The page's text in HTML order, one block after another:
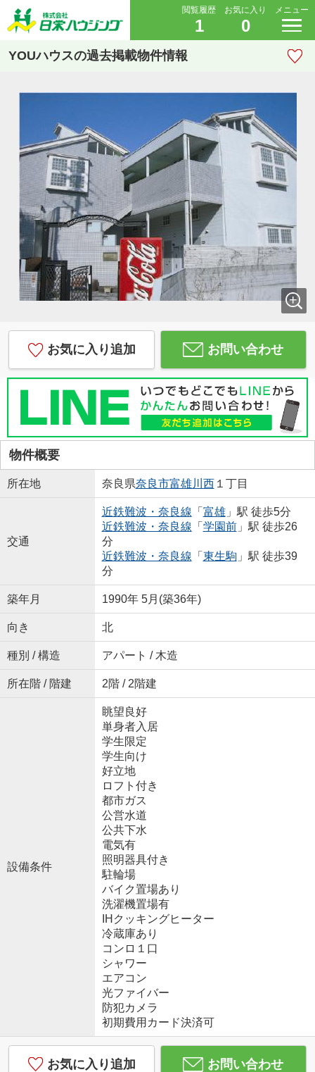
閲覧履歴
1
お気に入り
0
メニュー
YOUハウスの過去掲載物件情報
お気に入り追加 お問い合わせ
物件概要
所在地 奈良県奈良市富雄川西１丁目
交通
近鉄難波・奈良線 「 富雄」駅 徒歩5分
近鉄難波・奈良線 「 学園前」駅 徒歩26
分
近鉄難波・奈良線 「 東生駒」駅 徒歩39
分
築年月 1990年 5月(築36年)
向き 北
種別 / 構造 アパート / 木造
所在階 / 階建 2階 / 2階建
設備条件
眺望良好
単身者入居
学生限定
学生向け
好立地
ロフト付き
都市ガス
公営水道
公共下水
電気有
照明器具付き
駐輪場
バイク置場あり
洗濯機置場有
IHクッキングヒーター
冷蔵庫あり
コンロ１口
シャワー
エアコン
光ファイバー
防犯カメラ
初期費用カード決済可
お気に入り追加 お問い合わせ